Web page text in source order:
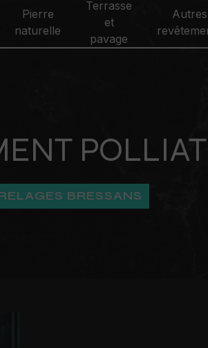
Pierre
naturelle
Terrasse
et
pavage
Autres
POLLIAT
BRESSANS